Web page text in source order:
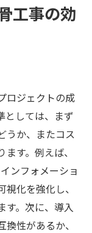
工事の効
ロジェクトの成
としては、まず
うか、またコス
す。例えば、
ンフォメーショ
化を強化し、
す。次に、導入
性があるか、